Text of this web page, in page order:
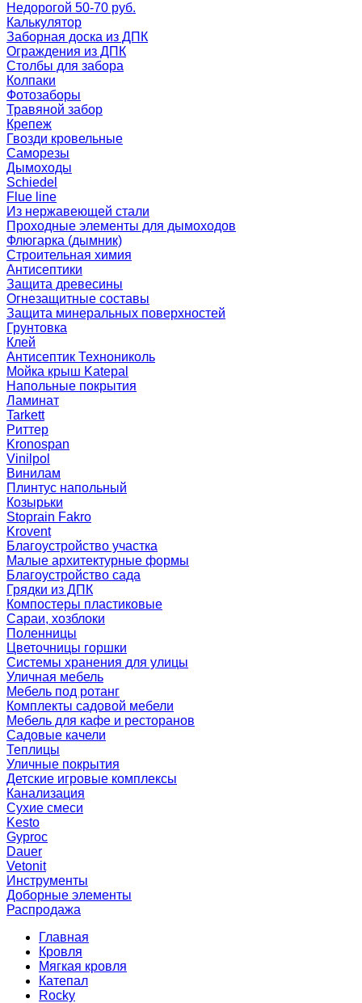
Недорогой 50-70 руб.
Калькулятор
Заборная доска из ДПК
Ограждения из ДПК
Столбы для забора
Колпаки
Фотозаборы
Травяной забор
Крепеж
Гвозди кровельные
Саморезы
Дымоходы
Schiedel
Flue line
Из нержавеющей стали
Проходные элементы для дымоходов
Флюгарка (дымник)
Строительная химия
Антисептики
Защита древесины
Огнезащитные составы
Защита минеральных поверхностей
Грунтовка
Клей
Антисептик Технониколь
Мойка крыш Katepal
Напольные покрытия
Ламинат
Tarkett
Риттер
Kronospan
Vinilpol
Винилам
Плинтус напольный
Козырьки
Stoprain Fakro
Krovent
Благоустройство участка
Малые архитектурные формы
Благоустройство сада
Грядки из ДПК
Компостеры пластиковые
Сараи, хозблоки
Поленницы
Цветочницы горшки
Системы хранения для улицы
Уличная мебель
Мебель под ротанг
Комплекты садовой мебели
Мебель для кафе и ресторанов
Садовые качели
Теплицы
Уличные покрытия
Детские игровые комплексы
Канализация
Сухие смеси
Kesto
Gyproc
Dauer
Vetonit
Инструменты
Доборные элементы
Распродажа
Главная
Кровля
Мягкая кровля
Катепал
Rocky